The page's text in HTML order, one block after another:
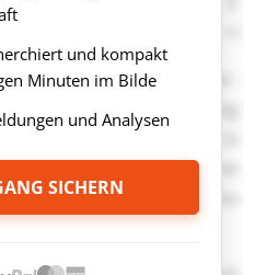
und kompakt
Minuten im Bilde
und Analysen
SICHERN